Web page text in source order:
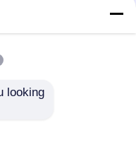
looking